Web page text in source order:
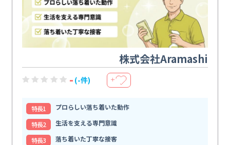
株式会社Aramashi
- (-件) ＋
特⻑1
プロらしい落ち着いた動作
特⻑2
生活を支える専門意識
特⻑3
落ち着いた丁寧な接客